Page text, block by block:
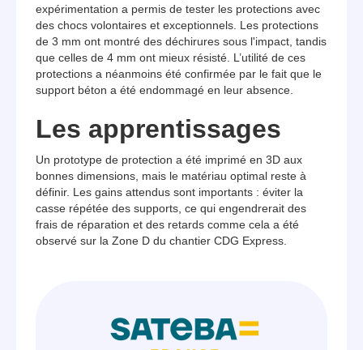
expérimentation a permis de tester les protections avec
des chocs volontaires et exceptionnels. Les protections
de 3 mm ont montré des déchirures sous l'impact, tandis
que celles de 4 mm ont mieux résisté. L’utilité de ces
protections a néanmoins été confirmée par le fait que le
support béton a été endommagé en leur absence.
Les apprentissages
Un prototype de protection a été imprimé en 3D aux
bonnes dimensions, mais le matériau optimal reste à
définir. Les gains attendus sont importants : éviter la
casse répétée des supports, ce qui engendrerait des
frais de réparation et des retards comme cela a été
observé sur la Zone D du chantier CDG Express.